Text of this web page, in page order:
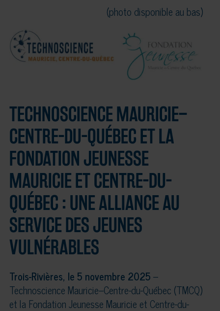
(photo disponible au bas)
TECHNOSCIENCE MAURICIE–
CENTRE-DU-QUÉBEC ET LA
FONDATION JEUNESSE
MAURICIE ET CENTRE-DU-
QUÉBEC : UNE ALLIANCE AU
SERVICE DES JEUNES
VULNÉRABLES
Trois-Rivières, le 5 novembre 2025–
Technoscience Mauricie–Centre-du-Québec (TMCQ)
et la Fondation Jeunesse Mauricie et Centre-du-